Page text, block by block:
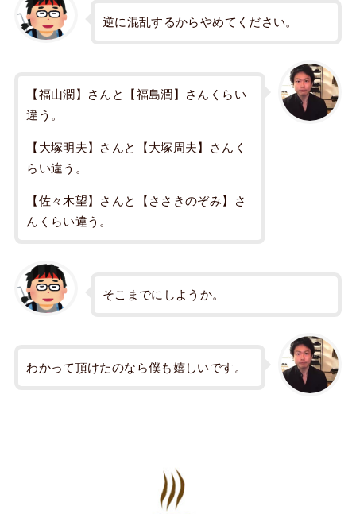
逆に混乱するからやめてください。
【福山潤】さんと【福島潤】さんくらい
違う。
【大塚明夫】さんと【大塚周夫】さんく
らい違う。
【佐々木望】さんと【ささきのぞみ】さ
んくらい違う。
そこまでにしようか。
わかって頂けたのなら僕も嬉しいです。